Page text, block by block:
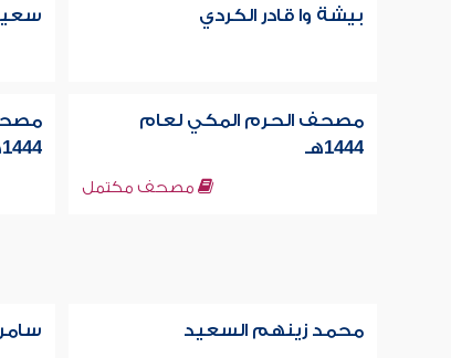
بيشة وا قادر الكردي
مصحف الحرم المكي لعام
1444هـ
مصحف مكتمل
1444هـ
محمد زينهم السعيد